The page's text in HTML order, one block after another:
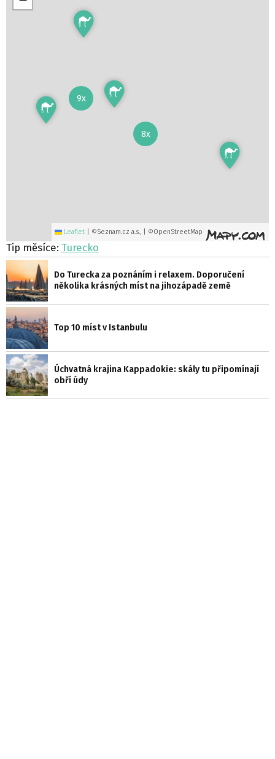
9x
8x
Leaflet ©Seznam.cz a.s., | ©OpenStreetMap
Tip měsíce: Turecko
Do Turecka za poznáním i relaxem. Doporučení
několika krásných míst na jihozápadě země
Top 10 míst v Istanbulu
Úchvatná krajina Kappadokie: skály tu připomínají
obří údy